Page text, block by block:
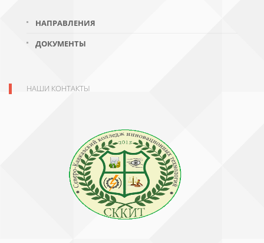
НАПРАВЛЕНИЯ
ДОКУМЕНТЫ
НАШИ КОНТАКТЫ